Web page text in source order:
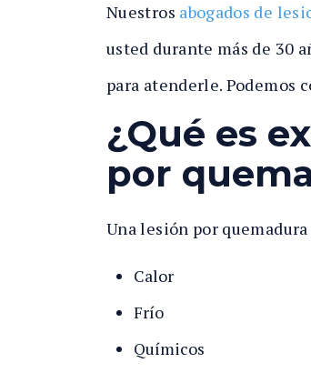
Nuestros abogados de
usted durante más de 30
para atenderle. Podemos
¿Qué es
por
Una lesión por
Calor
Frío
Químicos